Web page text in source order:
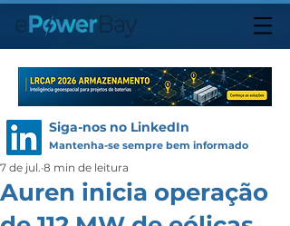
Siga-nos no LinkedIn
Mantenha-se sempre bem informado
Auren inicia operação
7 de jul. 8 min de leitura